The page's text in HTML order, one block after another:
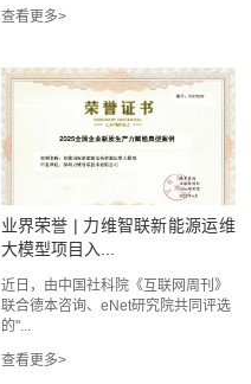
业界荣誉 | 力维智联新能源运维
大模型项目入...
近日，由中国社科院《互联网周刊》
联合德本咨询、eNet研究院共同评选
的"...